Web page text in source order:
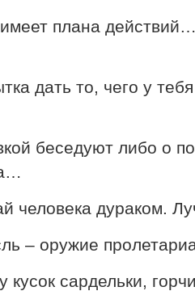
плана
дать то, чего у
беседуют либо о
человека дураком.
– оружие
кусок сардельки,